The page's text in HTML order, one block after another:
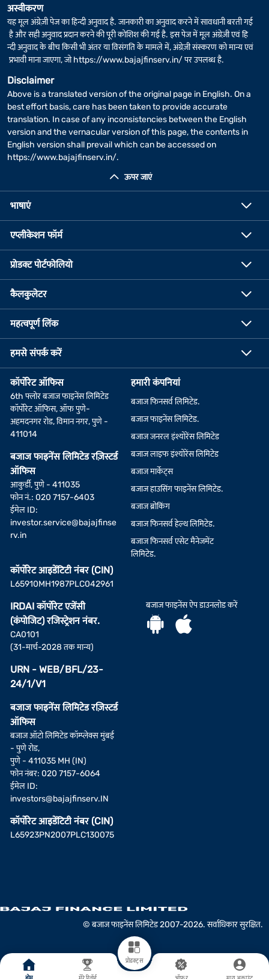
प्रोडक्ट्स
ऊपर जाएं
अस्वीकरण
यह मूल अंग्रेज़ी पेज का हिन्दी अनुवाद है. जानकारी का अनुवाद करने में सावधानी बरती गई
है और सही अनुवाद प्रदान करने की पूरी कोशिश की गई है. इस पेज में मूल अंग्रेज़ी एवं हि
न्दी अनुवाद के बीच किसी भी अंतर या विसंगति के मामले में, अंग्रेज़ी संस्करण को मान्य एवं
प्रभावी माना जाएगा, जोhttps://www.bajajfinserv.in/पर उपलब्ध है.
Disclaimer
Above is a translated version of the original page in English. On a
best effort basis, care has been taken to provide accurate
translation. In case of any inconsistencies between the English
version and the vernacular version of this page, the contents in
English version shall prevail which can be accessed on
https://www.bajajfinserv.in/.
भाषाएं
एप्लीकेशन फॉर्म
प्रोडक्ट पोर्टफोलियो
कैलकुलेटर
महत्वपूर्ण लिंक
हमसे संपर्क करें
कॉर्पोरेट ऑफिस
6th फ्लोर बजाज फाइनेंस लिमिटेड
कॉर्पोरेट ऑफिस, ऑफ पुणे-
अहमदनगर रोड, विमान नगर, पुणे -
411014
बजाज फाइनेंस लिमिटेड रज़िस्टर्ड
ऑफिस
आकुर्डी, पुणे - 411035
फोन नं.: 020 7157-6403
ईमेल ID:
investor.service@bajajfinse
rv.in
कॉर्पोरेट आइडेंटिटी नंबर (CIN)
L65910MH1987PLC042961
IRDAI कॉर्पोरेट एजेंसी
(कंपोजिट) रजिस्ट्रेशन नंबर.
CA0101
(31-मार्च-2028 तक मान्य)
URN - WEB/BFL/23-
24/1/V1
बजाज फाइनेंस लिमिटेड रज़िस्टर्ड
ऑफिस
बजाज ऑटो लिमिटेड कॉम्प्लेक्स मुंबई
- पुणे रोड,
पुणे - 411035 MH (IN)
फोन नंबर: 020 7157-6064
ईमेल ID:
investors@bajajfinserv.IN
कॉर्पोरेट आइडेंटिटी नंबर (CIN)
L65923PN2007PLC130075
हमारी कंपनियां
बजाज फिनसर्व लिमिटेड.
बजाज फाइनेंस लिमिटेड.
बजाज जनरल इंश्योरेंस लिमिटेड
बजाज लाइफ इंश्योरेंस लिमिटेड
बजाज मार्केट्स
बजाज हाउसिंग फाइनेंस लिमिटेड.
बजाज ब्रोकिंग
बजाज फिनसर्व हेल्थ लिमिटेड.
बजाज फिनसर्व एसेट मैनेजमेंट
लिमिटेड.
बजाज फाइनेंस ऐप डाउनलोड करें
© बजाज फाइनेंस लिमिटेड 2007-2026. सर्वाधिकार सुरक्षित.